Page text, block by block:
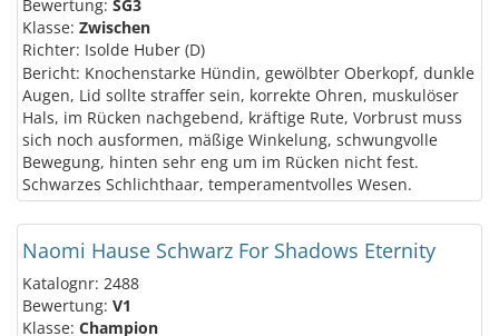
Bewertung: SG3
Klasse: Zwischen
Richter: Isolde Huber (D)
Bericht: Knochenstarke Hündin, gewölbter Oberkopf, dunkle
Augen, Lid sollte straffer sein, korrekte Ohren, muskulöser
Hals, im Rücken nachgebend, kräftige Rute, Vorbrust muss
sich noch ausformen, mäßige Winkelung, schwungvolle
Bewegung, hinten sehr eng um im Rücken nicht fest.
Schwarzes Schlichthaar, temperamentvolles Wesen.
Naomi Hause Schwarz For Shadows Eternity
Katalognr: 2488
Bewertung: V1
Klasse: Champion